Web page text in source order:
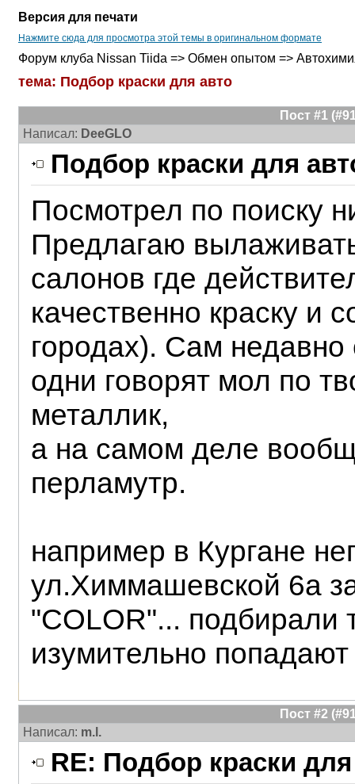
Версия для печати
Нажмите сюда для просмотра этой темы в оригинальном формате
Форум клуба Nissan Tiida => Обмен опытом =>
тема: Подбор краски для авто
Пост #1
Написал: DeeGLO
Подбор краски для
Посмотрел по поиску
Предлагаю
салонов где
качественно краску и
городах). Сам недавно
одни говорят мол по
металлик,
а на самом деле
перламутр.
например в Кургане
ул.Химмашевской 6а
"COLOR"... подбирали
изумительно попадают
Пост #2
Написал: m.l.
RE: Подбор краски